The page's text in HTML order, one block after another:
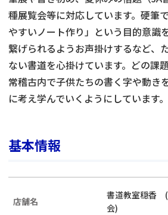
種展覧会等に対応しています。硬筆
やすいノート作り」という目的意識
繋げられるようお声掛けするなど、
ない書道を心掛けています。どの課
常稽古内で子供たちの書く字や動き
に考え学んでいくようにしています。
基本情報
店舗名
書道教室穏香 (
会)